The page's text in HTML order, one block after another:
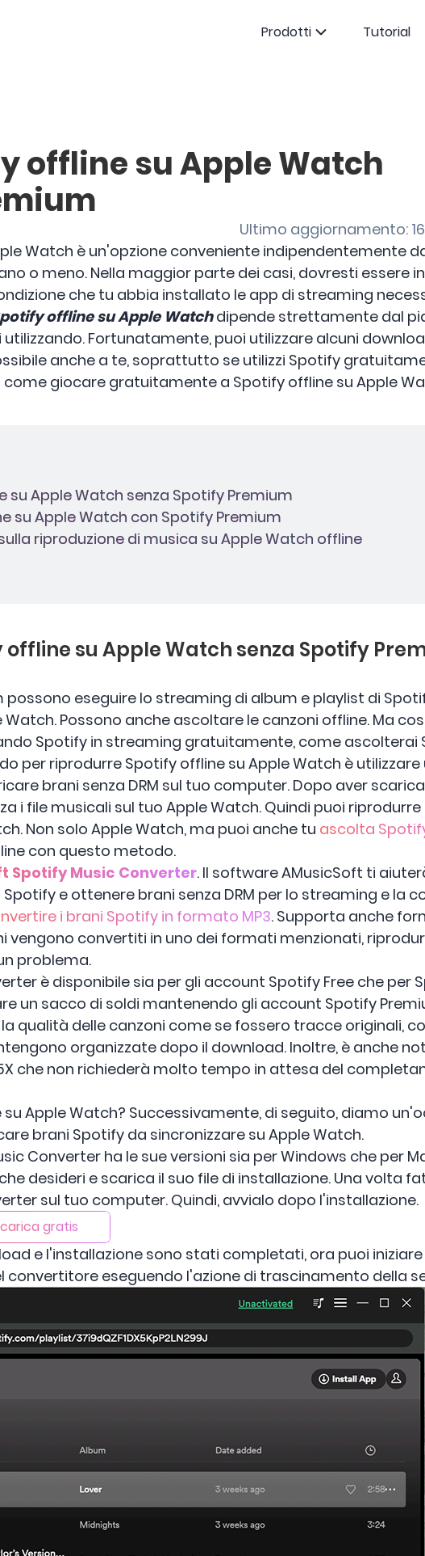
Prodotti Tutorial
offline su Apple Watch
Ultimo aggiornamento:
Watch è un'opzione conveniente indipendentemente
o meno. Nella maggior parte dei casi, dovresti essere
che tu abbia installato le app di streaming
offline su Apple Watchdipende strettamente dal
Fortunatamente, puoi utilizzare alcuni
anche a te, soprattutto se utilizzi Spotify
giocare gratuitamente a Spotify offline su Apple
su Apple Watch senza Spotify Premium
su Apple Watch con Spotify Premium
riproduzione di musica su Apple Watch offline
offline su Apple Watch senza Spotify
possono eseguire lo streaming di album e playlist di
Possono anche ascoltare le canzoni offline. Ma
Spotify in streaming gratuitamente, come ascolterai
per riprodurre Spotify offline su Apple Watch è utilizzare
brani senza DRM sul tuo computer. Dopo aver
i file musicali sul tuo Apple Watch. Quindi puoi riprodurre
Non solo Apple Watch, ma puoi anche tu ascolta
con questo metodo.
Spotify Music Converter. Il software AMusicSoft ti
e ottenere brani senza DRM per lo streaming e la
i brani Spotify in formato MP3. Supporta anche
vengono convertiti in uno dei formati menzionati,
problema.
è disponibile sia per gli account Spotify Free che per
un sacco di soldi mantenendo gli account Spotify
qualità delle canzoni come se fossero tracce originali,
organizzate dopo il download. Inoltre, è anche
che non richiederà molto tempo in attesa del
Apple Watch? Successivamente, di seguito, diamo
brani Spotify da sincronizzare su Apple Watch.
Converter ha le sue versioni sia per Windows che per
desideri e scarica il suo file di installazione. Una volta
sul tuo computer. Quindi, avvialo dopo l'installazione.
gratis
e l'installazione sono stati completati, ora puoi
convertitore eseguendo l'azione di trascinamento della